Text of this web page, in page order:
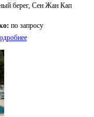
берег, Сен Жан Кап
по запросу